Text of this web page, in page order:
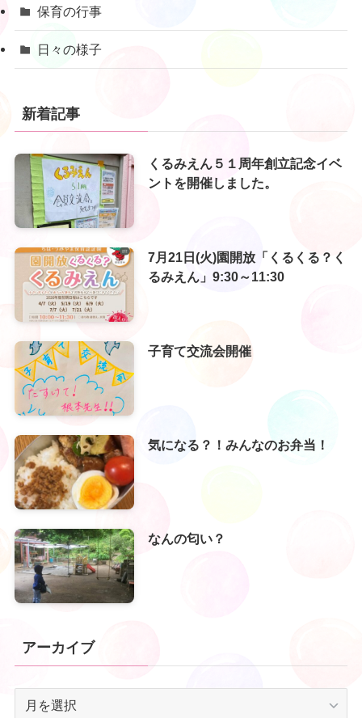
保育の行事
日々の様子
新着記事
くるみえん５１周年創立記念イベ
ントを開催しました。
7月21日(火)園開放「くるくる？く
るみえん」9:30～11:30
子育て交流会開催
気になる？！みんなのお弁当！
なんの匂い？
アーカイブ